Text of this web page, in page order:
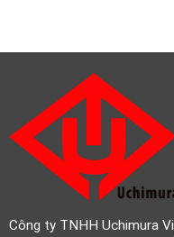
Công ty TNHH Uchimura